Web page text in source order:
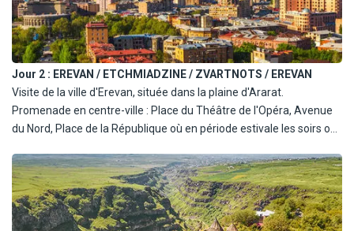
Jour 2 : EREVAN / ETCHMIADZINE / ZVARTNOTS / EREVAN
Visite de la ville d'Erevan, située dans la plaine d'Ararat.
Promenade en centre-ville : Place du Théâtre de l'Opéra, Avenue
du Nord, Place de la République où en période estivale les soirs on
Cascade, ou le Centre d'Art Moderne de Gérard Cafesjian, abrite
une importante collection des oeuvres d'artistes contemporains.
Visite de Tsitsernakaberd (la Forteresse des Hirondelles), le
Mémorial et le musée du Génocide arménien dédié à la mémoire